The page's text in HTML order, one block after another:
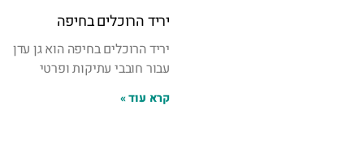
יריד הרוכלים בחיפה
יריד הרוכלים בחיפה הוא גן עדן
עבור חובבי עתיקות ופרטי
קרא עוד »